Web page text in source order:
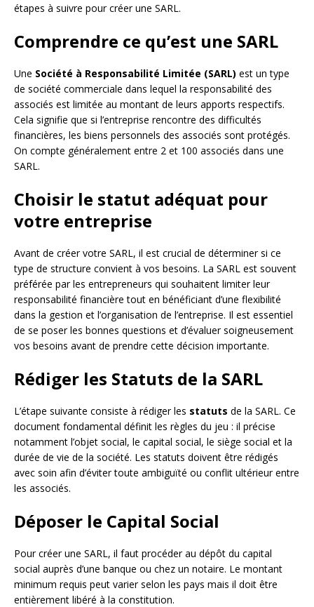
étapes à suivre pour créer une SARL.
Comprendre ce qu’est une SARL
Une Société à Responsabilité Limitée (SARL) est un type
de société commerciale dans lequel la responsabilité des
associés est limitée au montant de leurs apports respectifs.
Cela signifie que si l’entreprise rencontre des difficultés
financières, les biens personnels des associés sont protégés.
On compte généralement entre 2 et 100 associés dans une
SARL.
Choisir le statut adéquat pour
votre entreprise
Avant de créer votre SARL, il est crucial de déterminer si ce
type de structure convient à vos besoins. La SARL est souvent
préférée par les entrepreneurs qui souhaitent limiter leur
responsabilité financière tout en bénéficiant d’une flexibilité
dans la gestion et l’organisation de l’entreprise. Il est essentiel
de se poser les bonnes questions et d’évaluer soigneusement
vos besoins avant de prendre cette décision importante.
Rédiger les Statuts de la SARL
L’étape suivante consiste à rédiger les statuts de la SARL. Ce
document fondamental définit les règles du jeu : il précise
notamment l’objet social, le capital social, le siège social et la
durée de vie de la société. Les statuts doivent être rédigés
avec soin afin d’éviter toute ambiguïté ou conflit ultérieur entre
les associés.
Déposer le Capital Social
Pour créer une SARL, il faut procéder au dépôt du capital
social auprès d’une banque ou chez un notaire. Le montant
minimum requis peut varier selon les pays mais il doit être
entièrement libéré à la constitution.